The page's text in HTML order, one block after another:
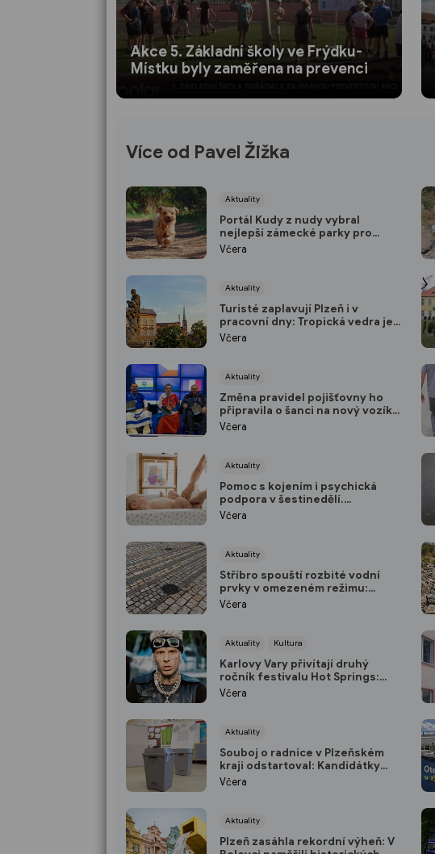
Akce 5. Základní školy ve Frýdku-
Místku byly zaměřena na prevenci
Více od Pavel Žižka
Aktuality
Portál Kudy z nudy vybral
nejlepší zámecké parky pro
pejskaře: V TOP 10 nechybí ani
Včera
Aktuality
Turisté zaplavují Plzeň i v
pracovní dny: Tropická vedra je
ženou do pivovarských sklepů a
Včera
Aktuality
Změna pravidel pojišťovny ho
připravila o šanci na nový vozík.
Paralympionik Ondřej Kaas
Včera
Aktuality
Pomoc s kojením i psychická
podpora v šestinedělí.
Domažlická porodnice nabízí
Včera
Aktuality
Stříbro spouští rozbité vodní
prvky v omezeném režimu:
Vedení města plánuje opravu za
Včera
Aktuality Kultura
Karlovy Vary přivítají druhý
ročník festivalu Hot Springs:
Vystoupí Yzomandias, Ben
Včera
Aktuality
Souboj o radnice v Plzeňském
kraji odstartoval: Kandidátky
jsou podány, podílíte se na
Včera
Aktuality
Plzeň zasáhla rekordní výheň: V